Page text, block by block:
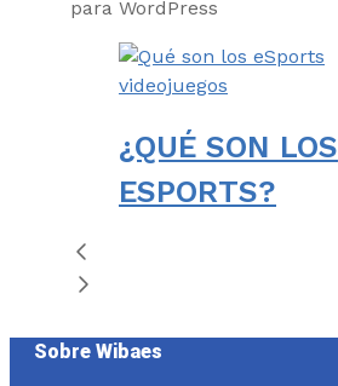
videojuegos
¿QUÉ SON LOS
ESPORTS?
Sobre Wibaes